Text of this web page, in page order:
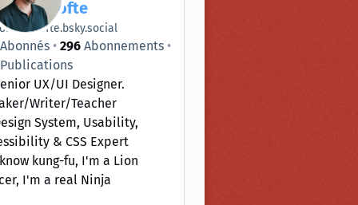
Crofte
296 Abonnements
UX/UI Designer.
Writer/Teacher
System, Usability,
& CSS Expert
kung-fu, I'm a Lion
I'm a real Ninja